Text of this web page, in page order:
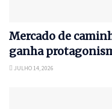
Mercado de
ganha
JULHO 14, 2026